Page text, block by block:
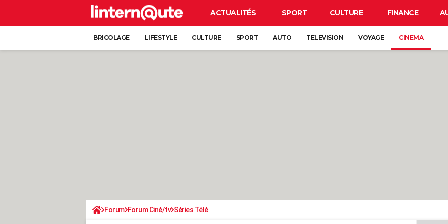
ACTUALITÉS SPORT CULTURE FINANCE
BRICOLAGE LIFESTYLE CULTURE SPORT AUTO TELEVISION VOYAGE CINEMA
Forum Forum Ciné/tv Séries Télé